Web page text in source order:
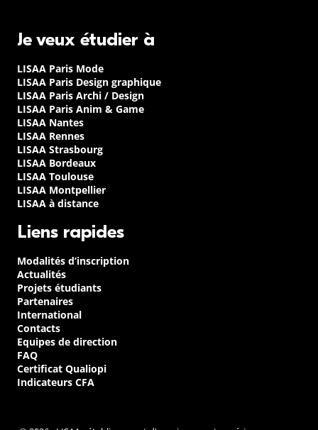
Je veux étudier à
LISAA Paris Mode
LISAA Paris Design graphique
LISAA Paris Archi / Design
LISAA Paris Anim & Game
LISAA Nantes
LISAA Rennes
LISAA Strasbourg
LISAA Bordeaux
LISAA Toulouse
LISAA Montpellier
LISAA à distance
Liens rapides
Modalités d’inscription
Actualités
Projets étudiants
Partenaires
International
Contacts
Equipes de direction
FAQ
Certificat Qualiopi
Indicateurs CFA